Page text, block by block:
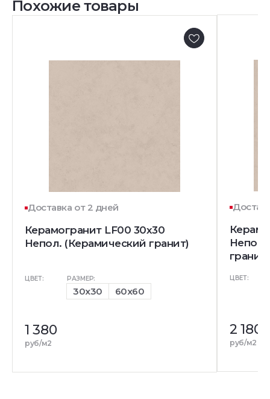
Похожие товары
Доставка от 2 дней
Керамогранит LF00 30x30
Непол. (Керамический гранит)
ЦВЕТ: РАЗМЕР:
30x30 60x60
1 380
руб/м2
гранит)
ЦВЕТ:
2 180
руб/м2